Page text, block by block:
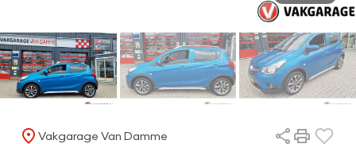
Vakgarage Van Damme